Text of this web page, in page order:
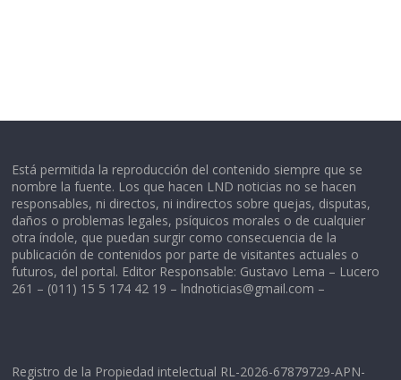
Está permitida la reproducción del contenido siempre que se
nombre la fuente. Los que hacen LND noticias no se hacen
responsables, ni directos, ni indirectos sobre quejas, disputas,
daños o problemas legales, psíquicos morales o de cualquier
otra índole, que puedan surgir como consecuencia de la
publicación de contenidos por parte de visitantes actuales o
futuros, del portal. Editor Responsable: Gustavo Lema – Lucero
261 – (011) 15 5 174 42 19 – lndnoticias@gmail.com –
Registro de la Propiedad intelectual RL-2026-67879729-APN-